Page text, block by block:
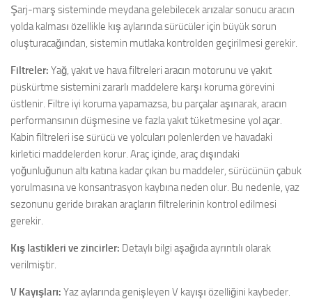
Şarj-marş sisteminde meydana gelebilecek arızalar sonucu aracın
yolda kalması özellikle kış aylarında sürücüler için büyük sorun
oluşturacağından, sistemin mutlaka kontrolden geçirilmesi gerekir.
Filtreler: Yağ, yakıt ve hava filtreleri aracın motorunu ve yakıt
püskürtme sistemini zararlı maddelere karşı koruma görevini
üstlenir. Filtre iyi koruma yapamazsa, bu parçalar aşınarak, aracın
performansının düşmesine ve fazla yakıt tüketmesine yol açar.
Kabin filtreleri ise sürücü ve yolcuları polenlerden ve havadaki
kirletici maddelerden korur. Araç içinde, araç dışındaki
yoğunluğunun altı katına kadar çıkan bu maddeler, sürücünün çabuk
yorulmasına ve konsantrasyon kaybına neden olur. Bu nedenle, yaz
sezonunu geride bırakan araçların filtrelerinin kontrol edilmesi
gerekir.
Kış lastikleri ve zincirler: Detaylı bilgi aşağıda ayrıntılı olarak
verilmiştir.
V Kayışları: Yaz aylarında genişleyen V kayışı özelliğini kaybeder.